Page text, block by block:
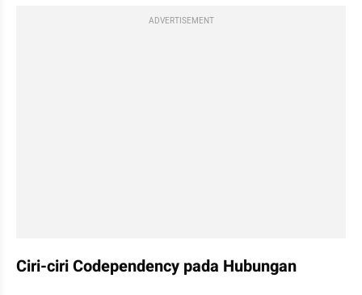
ADVERTISEMENT
Ciri-ciri Codependency pada Hubungan